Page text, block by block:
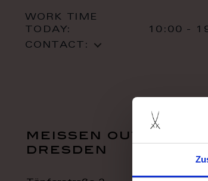
WORK TIME
TODAY:
10:00 -
CONTACT:
meissen outlet
dresden